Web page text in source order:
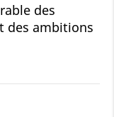
des
des ambitions